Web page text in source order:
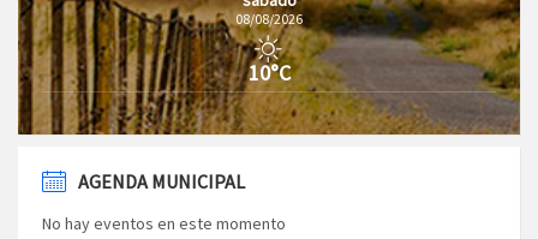
08/08/2026
10°C
AGENDA MUNICIPAL
No hay eventos en este momento